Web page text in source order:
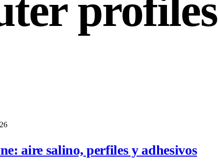
profiles
aire salino, perfiles y adhesivos